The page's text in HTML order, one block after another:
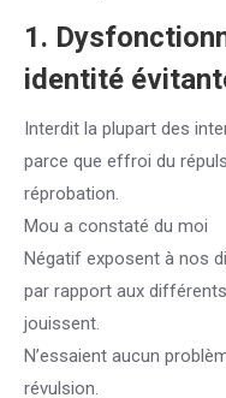
1.
identité
Interdit la plupart des
parce que effroi du
réprobation.
Mou a constaté du moi
Négatif exposent à nos
par rapport aux
jouissent.
N’essaient aucun
révulsion.